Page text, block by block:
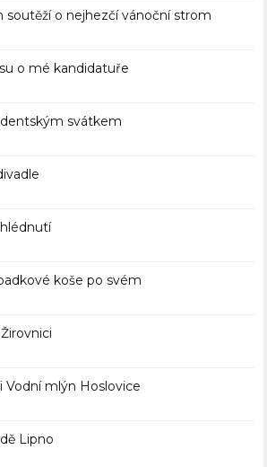
soutěží o nejhezčí vánoční strom
o mé kandidatuře
svátkem
koše po svém
Vodní mlýn Hoslovice
Lipno